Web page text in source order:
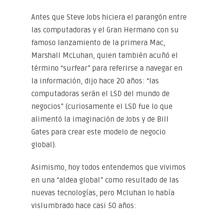
Antes que Steve Jobs hiciera el parangón entre
las computadoras y el Gran Hermano con su
famoso lanzamiento de la primera Mac,
Marshall McLuhan, quien también acuñó el
término “surfear” para referirse a navegar en
la información, dijo hace 20 años: “las
computadoras serán el LSD del mundo de
negocios” (curiosamente el LSD fue lo que
alimentó la imaginación de Jobs y de Bill
Gates para crear este modelo de negocio
global).
Asimismo, hoy todos entendemos que vivimos
en una “aldea global” como resultado de las
nuevas tecnologías, pero Mcluhan lo había
vislumbrado hace casi 50 años: